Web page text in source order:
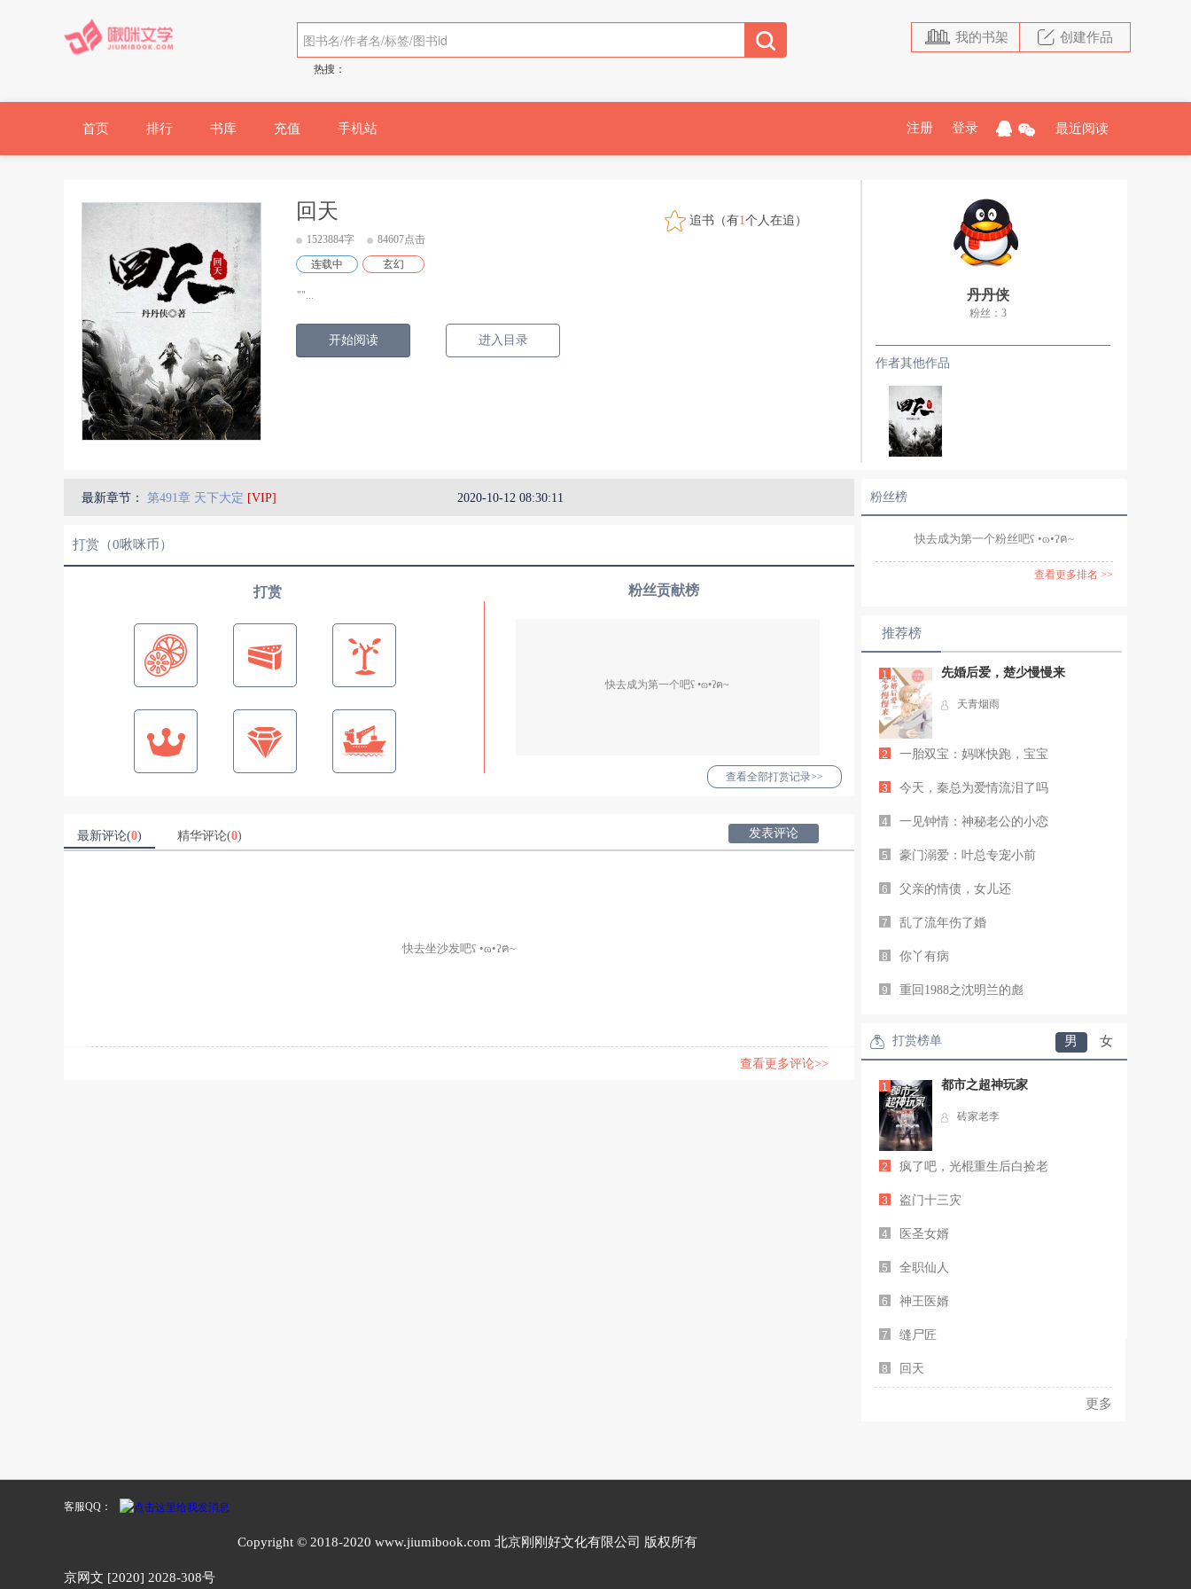
我的书架 创建作品
热搜：
首页 排行 书库 充值 手机站 注册 登录 最近阅读
回天
1523884字
84607点击
连载中
玄幻
追书（有1个人在追）
""...
开始阅读 进入目录
丹丹侠
粉丝：3
作者其他作品
最新章节： 第491章 天下大定 [VIP] 2020-10-12 08:30:11
打赏（0啾咪币）
打赏 粉丝贡献榜
快去成为第一个吧ʕ •ɷ•ʔฅ~
查看全部打赏记录>>
最新评论(0) 精华评论(0) 发表评论
快去坐沙发吧ʕ •ɷ•ʔฅ~
查看更多评论>>
粉丝榜
快去成为第一个粉丝吧ʕ •ɷ•ʔฅ~
查看更多排名 >>
推荐榜
1 先婚后爱，楚少慢慢来
天青烟雨
2 一胎双宝：妈咪快跑，宝宝
3 今天，秦总为爱情流泪了吗
4 一见钟情：神秘老公的小恋
5 豪门溺爱：叶总专宠小前
6 父亲的情债，女儿还
7 乱了流年伤了婚
8 你丫有病
9 重回1988之沈明兰的彪
男 女
打赏榜单
1 都市之超神玩家
砖家老李
2 疯了吧，光棍重生后白捡老
3 盗门十三灾
4 医圣女婿
5 全职仙人
6 神王医婿
7 缝尸匠
8 回天
更多
客服QQ：
Copyright © 2018-2020 www.jiumibook.com 北京刚刚好文化有限公司 版权所有
京网文 [2020] 2028-308号